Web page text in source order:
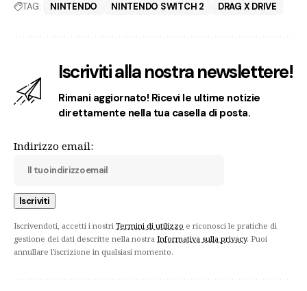
TAG: NINTENDO NINTENDO SWITCH 2 DRAG X DRIVE
Iscriviti alla nostra newslettere!
Rimani aggiornato! Ricevi le ultime notizie
direttamente nella tua casella di posta.
Indirizzo email:
Iscrivendoti, accetti i nostri Termini di utilizzo e riconosci le pratiche di
gestione dei dati descritte nella nostra Informativa sulla privacy. Puoi
annullare l'iscrizione in qualsiasi momento.